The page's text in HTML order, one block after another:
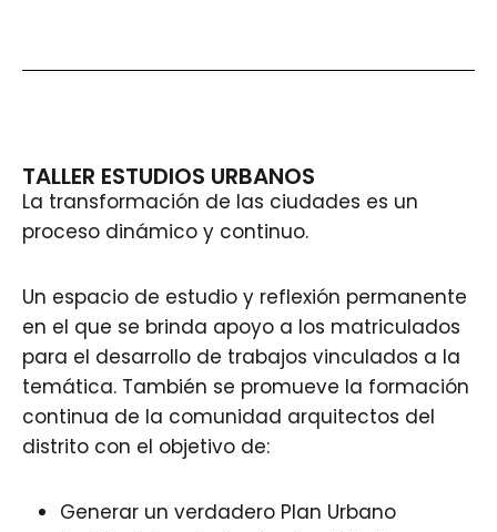
TALLER ESTUDIOS URBANOS
La transformación de las ciudades es un
proceso dinámico y continuo.
Un espacio de estudio y reflexión permanente
en el que se brinda apoyo a los matriculados
para el desarrollo de trabajos vinculados a la
temática. También se promueve la formación
continua de la comunidad arquitectos del
distrito con el objetivo de:
Generar un verdadero Plan Urbano